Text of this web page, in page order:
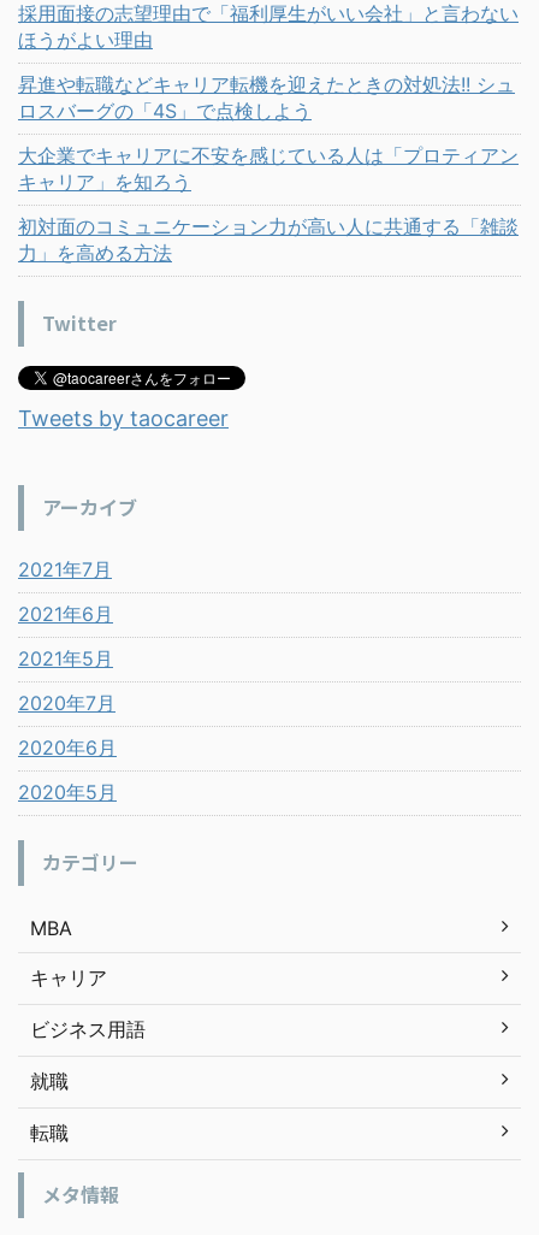
採用面接の志望理由で「福利厚生がいい会社」と言わない
ほうがよい理由
昇進や転職などキャリア転機を迎えたときの対処法!! シュ
ロスバーグの「4S」で点検しよう
大企業でキャリアに不安を感じている人は「プロティアン
キャリア」を知ろう
初対面のコミュニケーション力が高い人に共通する「雑談
力」を高める方法
Twitter
Tweets by taocareer
アーカイブ
2021年7月
2021年6月
2021年5月
2020年7月
2020年6月
2020年5月
カテゴリー
MBA
キャリア
ビジネス用語
就職
転職
メタ情報